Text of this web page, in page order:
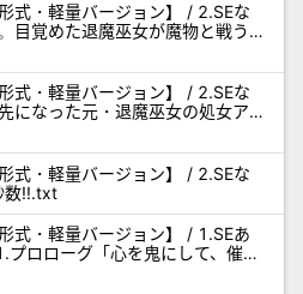
式・軽量バージョン】 / 2.SEな
目覚めた退魔巫女が魔物と戦う
式・軽量バージョン】 / 2.SEな
になった元・退魔巫女の処女ア
式・軽量バージョン】 / 2.SEな
数!!.txt
式・軽量バージョン】 / 1.SEあ
プロローグ「心を鬼にして、催